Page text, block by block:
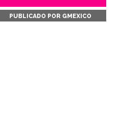
PUBLICADO POR GMEXICO